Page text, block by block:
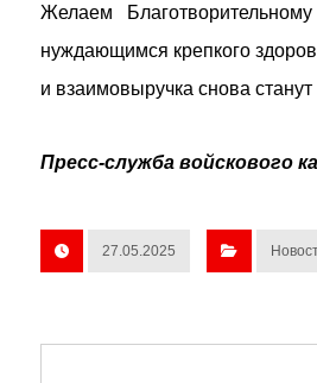
Желаем
нуждающимся крепкого
и взаимовыручка снова
Пресс-служба войскового
27.05.2025